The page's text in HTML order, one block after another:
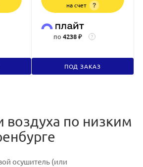
на счет
?
по 4238 ₽ ?
ПОД ЗАКАЗ
воздуха по низким
осушитель (или